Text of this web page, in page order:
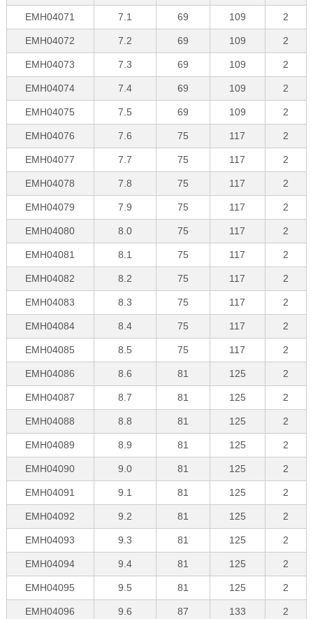
EMH04071 7.1 69 109 2
EMH04072 7.2 69 109 2
EMH04073 7.3 69 109 2
EMH04074 7.4 69 109 2
EMH04075 7.5 69 109 2
EMH04076 7.6 75 117 2
EMH04077 7.7 75 117 2
EMH04078 7.8 75 117 2
EMH04079 7.9 75 117 2
EMH04080 8.0 75 117 2
EMH04081 8.1 75 117 2
EMH04082 8.2 75 117 2
EMH04083 8.3 75 117 2
EMH04084 8.4 75 117 2
EMH04085 8.5 75 117 2
EMH04086 8.6 81 125 2
EMH04087 8.7 81 125 2
EMH04088 8.8 81 125 2
EMH04089 8.9 81 125 2
EMH04090 9.0 81 125 2
EMH04091 9.1 81 125 2
EMH04092 9.2 81 125 2
EMH04093 9.3 81 125 2
EMH04094 9.4 81 125 2
EMH04095 9.5 81 125 2
EMH04096 9.6 87 133 2